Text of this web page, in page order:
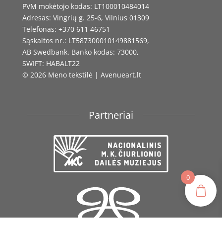
PVM mokėtojo kodas: LT100010484014
Adresas: Vingrių g. 25-6, Vilnius 01309
Telefonas: +370 611 46751
Sąskaitos nr.: LT587300010149881569,
AB Swedbank. Banko kodas: 73000,
SWIFT: HABALT22
© 2026 Meno tekstilė | Avenueart.lt
Partneriai
0